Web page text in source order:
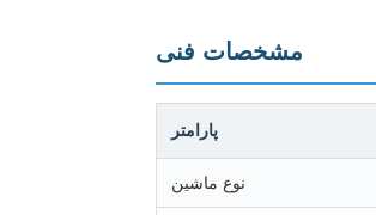
مشخصات فنی
پارامتر
نوع ماشین